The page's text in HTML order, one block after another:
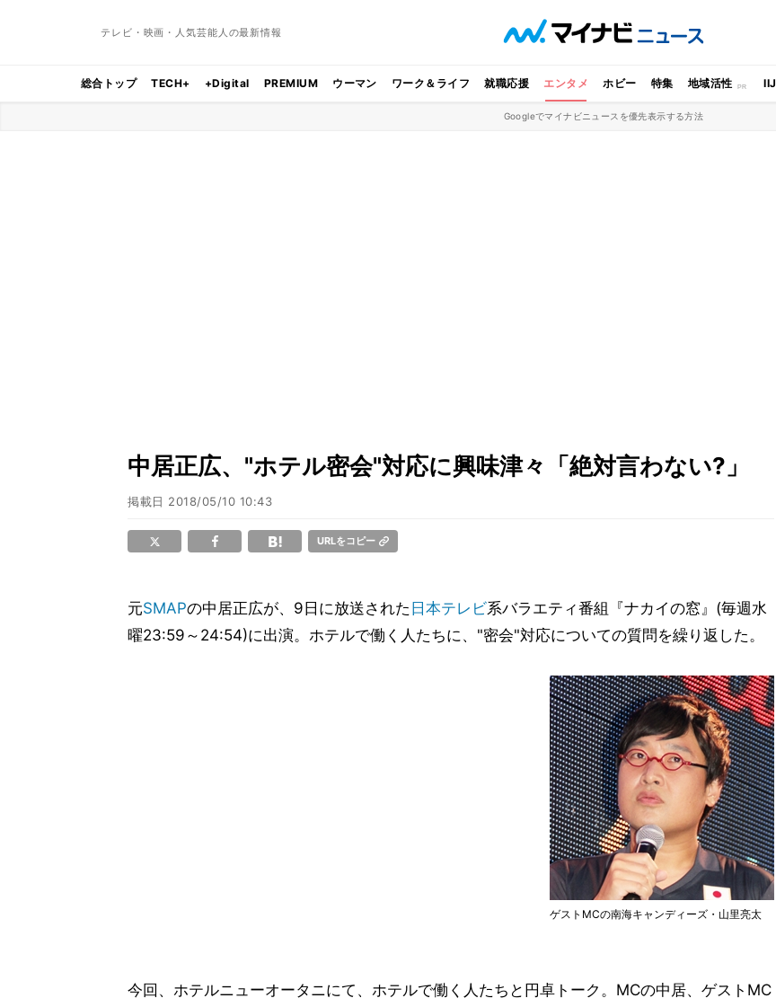
テレビ・映画・人気芸能人の最新情報
総合トップ TECH+ +Digital PREMIUM ウーマン ワーク＆ライフ 就職応援 エンタメ ホビー 特集 地域活性 IIJ
Googleでマイナビニュースを優先表示する方法
中居正広、"ホテル密会"対応に興味津々「絶対言わない?」
掲載日 2018/05/10 10:43
URLをコピー
元SMAPの中居正広が、9日に放送された 日本テレビ系バラエティ番組『ナカイの窓』(毎週水
曜23:59～24:54)に出演。ホテルで働く人たちに、"密会"対応についての質問を繰り返した。
ゲストMCの南海キャンディーズ・山里亮太
今回、ホテルニューオータニにて、ホテルで働く人たちと円卓トーク。MCの中居、ゲストMC